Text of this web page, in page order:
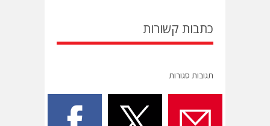
כתבות קשורות
תגובות סגורות